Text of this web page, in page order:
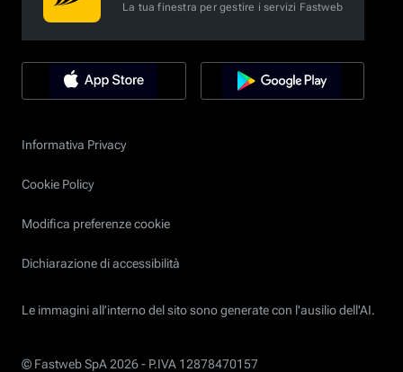
La tua finestra per gestire i servizi Fastweb
Informativa Privacy
Cookie Policy
Modifica preferenze cookie
Dichiarazione di accessibilità
Le immagini all’interno del sito sono generate con l'ausilio dell'AI.
© Fastweb SpA 2026 - P.IVA 12878470157